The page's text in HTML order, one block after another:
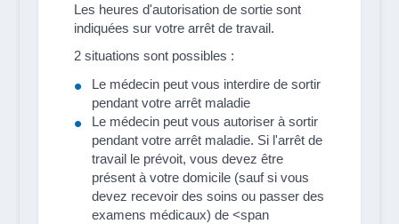
Les heures d'autorisation de sortie sont
indiquées sur votre arrêt de travail.
2 situations sont possibles :
Le médecin peut vous interdire de sortir
pendant votre arrêt maladie
Le médecin peut vous autoriser à sortir
pendant votre arrêt maladie. Si l'arrêt de
travail le prévoit, vous devez être
présent à votre domicile (sauf si vous
devez recevoir des soins ou passer des
examens médicaux) de <span